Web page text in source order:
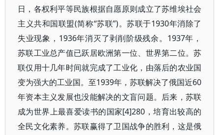
日，各权利平等民族根据自愿原则成立了苏维埃社会
主义共和国联盟(简称“苏联”)。苏联于1930年消除了
失业现象，1936年消灭了剥削阶级残余。1937年，
苏联工业总产值已跃居欧洲第一位、世界第二位。苏
联仅用十几年时间就完成了工业化，由落后的农业国
变为强大的工业国。至1939年，苏联解决了俄国近60
年资本主义发展也没能解决的文盲问题。后来，苏联
成为世界上最喜爱读书的国家[4]280，培育出较高的
全民文化素养。苏联赢得了卫国战争的胜利，这是俄